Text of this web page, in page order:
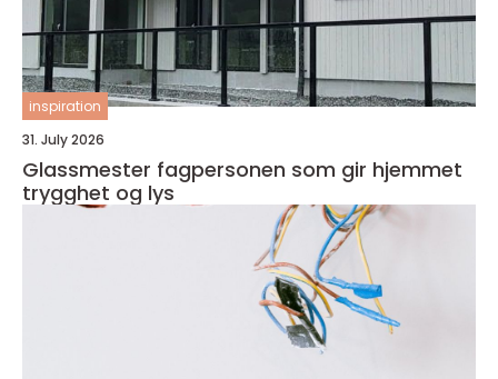
inspiration
31. July 2026
Glassmester fagpersonen som gir hjemmet
trygghet og lys